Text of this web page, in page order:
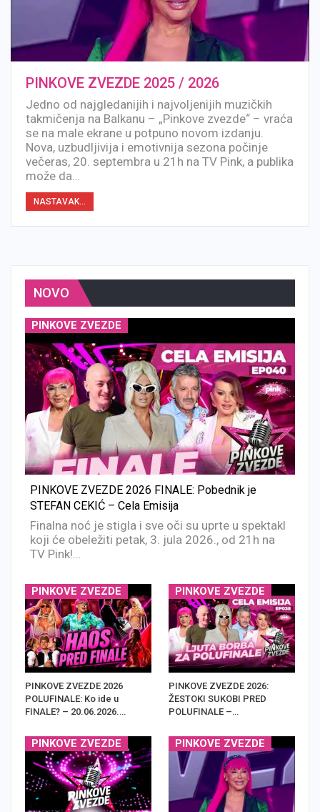
PINKOVE ZVEZDE 2025 / 2026
Jedno od najgledanijih i najvoljenijih muzičkih
takmičenja na Balkanu – „Pinkove zvezde“ – vraća
se na male ekrane u potpuno novom izdanju.
Nova, uzbudljivija i emotivnija sezona počinje
večeras, 20. septembra u 21h na TV Pink, a publika
može da…
NASTAVAK...
NOVO
PINKOVE ZVEZDE
PINKOVE ZVEZDE 2026 FINALE: Pobednik je
STEFAN CEKIĆ – Cela Emisija
Finalna noć je stigla i sve oči su uprte u spektakl
koji će obeležiti petak, 3. jula 2026., od 21h na
TV Pink!…
PINKOVE ZVEZDE
PINKOVE ZVEZDE 2026
POLUFINALE: Ko ide u
FINALE? – 20.06.2026.…
PINKOVE ZVEZDE
PINKOVE ZVEZDE 2026:
ŽESTOKI SUKOBI PRED
POLUFINALE –…
PINKOVE ZVEZDE PINKOVE ZVEZDE